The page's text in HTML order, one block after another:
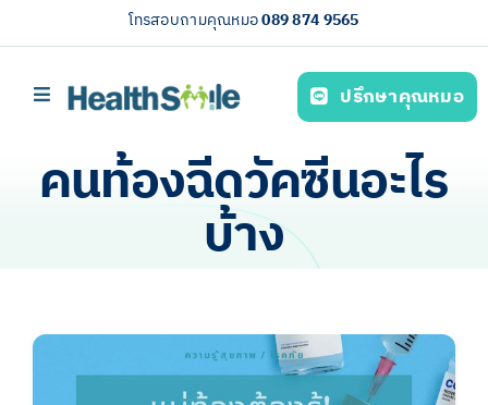
to
โทรสอบถามคุณหมอ089 874 9565
Toggle
บริการของเรา (Our services)
ปรึกษาคุณหมอ
คนท้องฉีดวัคซีนอะไร
บ้าง